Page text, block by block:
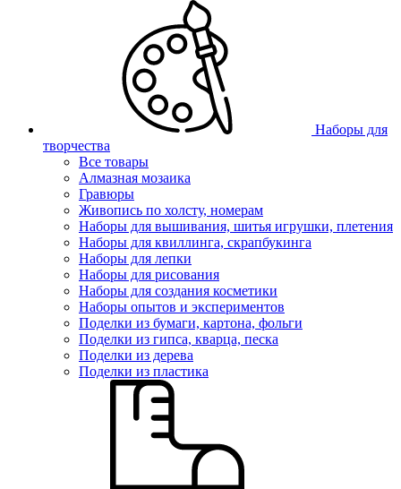
Наборы для
творчества
Все товары
Алмазная мозаика
Гравюры
Живопись по холсту, номерам
Наборы для вышивания, шитья игрушки, плетения
Наборы для квиллинга, скрапбукинга
Наборы для лепки
Наборы для рисования
Наборы для создания косметики
Наборы опытов и экспериментов
Поделки из бумаги, картона, фольги
Поделки из гипса, кварца, песка
Поделки из дерева
Поделки из пластика